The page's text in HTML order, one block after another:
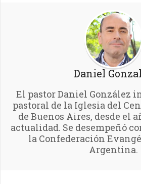
Daniel
El pastor Daniel González
pastoral de la Iglesia del
de Buenos Aires, desde el
actualidad. Se desempeñó
la Confederación
Argentina.